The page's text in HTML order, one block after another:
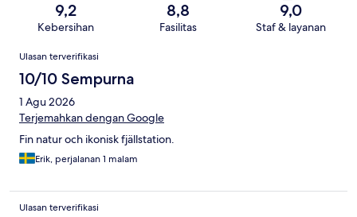
9,2
Kebersihan
8,8
Fasilitas
9,0
Staf & layanan
Ulasan
Ulasan terverifikasi
10/10 Sempurna
1 Agu 2026
Terjemahkan dengan Google
Fin natur och ikonisk fjällstation.
Erik, perjalanan 1 malam
Ulasan terverifikasi